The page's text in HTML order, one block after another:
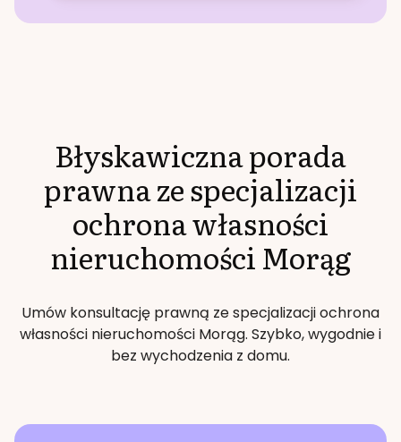
Błyskawiczna porada
prawna ze specjalizacji
ochrona własności
nieruchomościMorąg
Umów konsultację prawną ze specjalizacjiochrona
własności nieruchomości Morąg. Szybko, wygodnie i
bez wychodzenia z domu.